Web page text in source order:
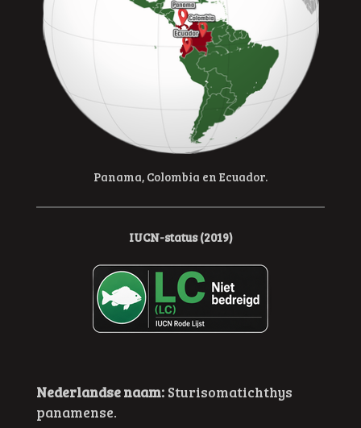
Panama, Colombia en Ecuador.
IUCN-status (2019)
Nederlandse naam: Sturisomatichthys
panamense.